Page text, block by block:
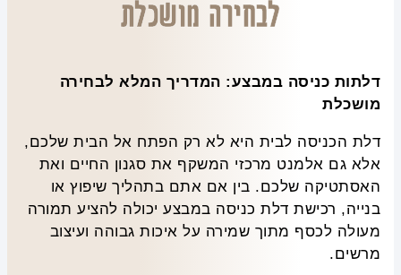
לבחירה מושכלת
דלתות כניסה במבצע: המדריך המלא לבחירה
מושכלת
דלת הכניסה לבית היא לא רק הפתח אל הבית שלכם,
אלא גם אלמנט מרכזי המשקף את סגנון החיים ואת
האסתטיקה שלכם. בין אם אתם בתהליך שיפוץ או
בנייה, רכישת דלת כניסה במבצע יכולה להציע תמורה
מעולה לכסף מתוך שמירה על איכות גבוהה ועיצוב
מרשים.